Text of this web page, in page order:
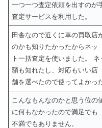
一つ一つ査定依頼を出すのが
査定サービスを利用した。
田舎なので近くに車の買取店
のかも知りたかったからネッ
ト一括査定を使いました。
額も知れたし、対応もいい店
舗を選べたので使ってよかっ
こんなもんなのかと思う位の
に何もなかったので満足でも
不満でもありません。